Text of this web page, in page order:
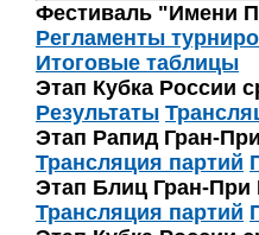
Фестиваль "Имени
Регламенты
Итоговые таблицы
Этап Кубка России
Результаты
Этап Рапид Гран-
Трансляция партий
Этап Блиц Гран-При
Трансляция партий